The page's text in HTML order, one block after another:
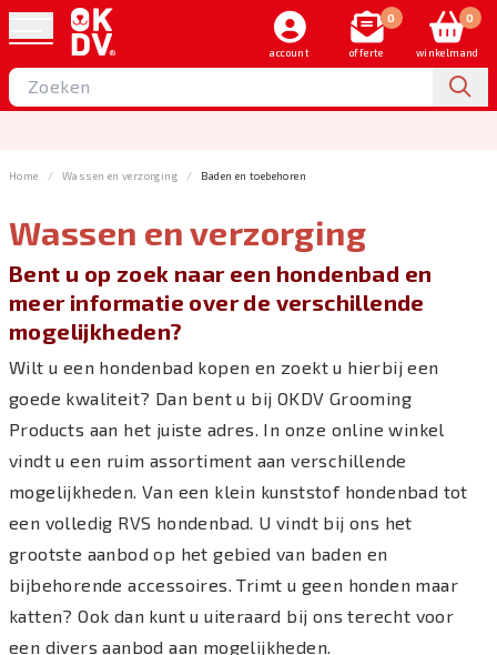
account
0
offerte
0
winkelmand
Home Wassen en verzorging Baden en toebehoren
Sorteer op
Merk
Wassen en verzorging
Filteren
Wassen en verzorging
Bent u op zoek naar een hondenbad en
meer informatie over de verschillende
mogelijkheden?
Wilt u een hondenbad kopen en zoekt u hierbij een
goede kwaliteit? Dan bent u bij OKDV Grooming
Products aan het juiste adres. In onze online winkel
vindt u een ruim assortiment aan verschillende
mogelijkheden. Van een klein kunststof hondenbad tot
een volledig RVS hondenbad. U vindt bij ons het
grootste aanbod op het gebied van baden en
bijbehorende accessoires. Trimt u geen honden maar
katten? Ook dan kunt u uiteraard bij ons terecht voor
een divers aanbod aan mogelijkheden.